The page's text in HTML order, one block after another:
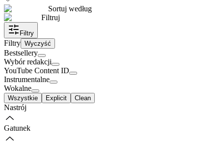
Sortuj według
Filtruj
Filtry
Filtry Wyczyść
Bestsellery
Wybór redakcji
YouTube Content ID
Instrumentalne
Wokalne
Wszystkie Explicit Clean
Nastrój
Gatunek